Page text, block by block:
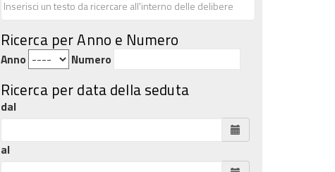
Ricerca per Anno e Numero
Anno Numero
Ricerca per data della seduta
dal
al